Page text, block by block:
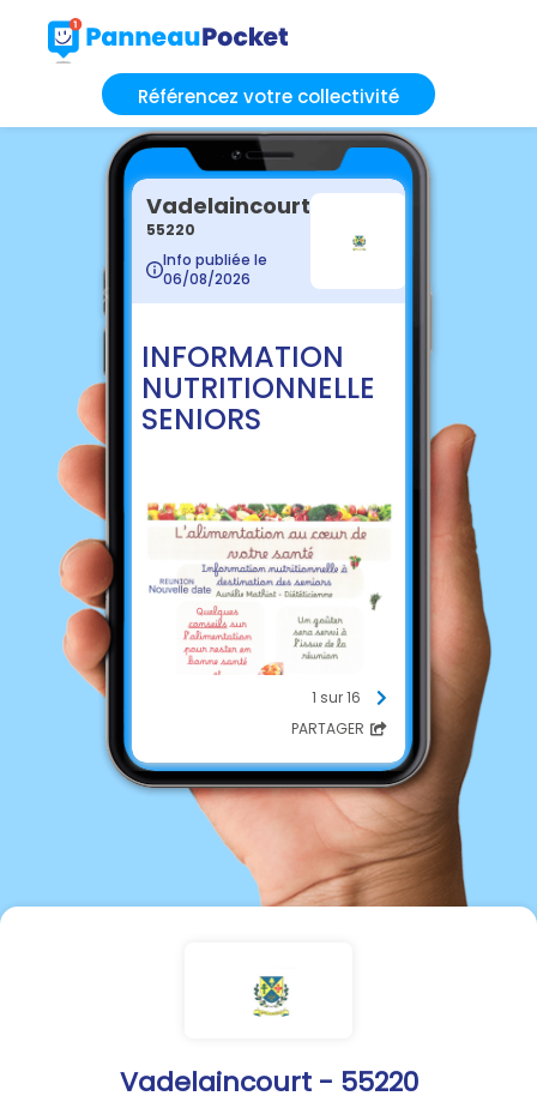
Référencez votre collectivité
Vadelaincourt - 55220
Vadelaincourt
55220
Info publiée le
06/08/2026
INFORMATION
NUTRITIONNELLE
SENIORS
1 sur 16
PARTAGER